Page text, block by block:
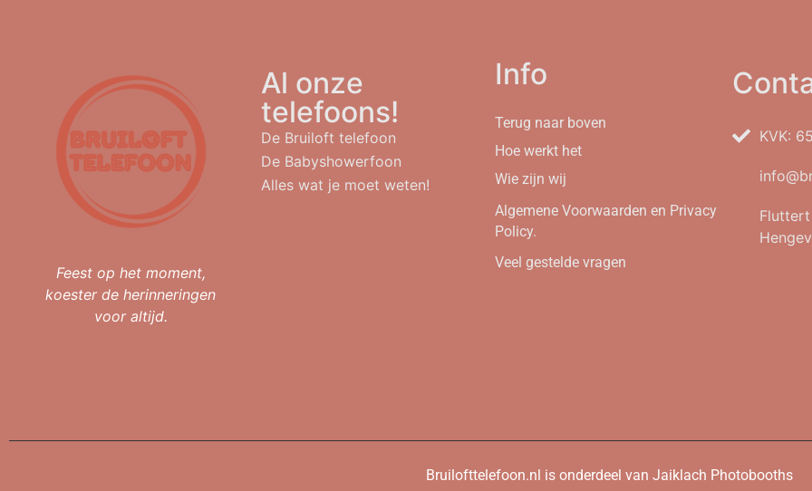
Feest op het moment,
koester de herinneringen
voor altijd.
Al onze
telefoons!
De Bruiloft telefoon
De Babyshowerfoon
Alles wat je moet weten!
Info
Terug naar boven
Hoe werkt het
Wie zijn wij
Algemene Voorwaarden en Privacy
Policy.
Veel gestelde vragen
KVK:
Fluttert
Bruilofttelefoon.nl is onderdeel van Jaiklach Photobooths